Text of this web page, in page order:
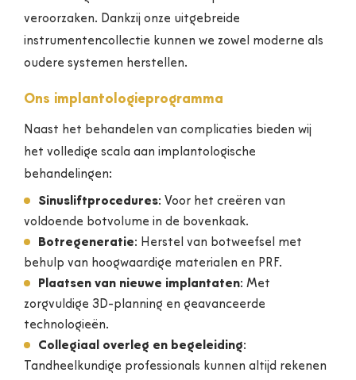
veroorzaken. Dankzij onze uitgebreide
instrumentencollectie kunnen we zowel moderne als
oudere systemen herstellen.
Ons implantologieprogramma
Naast het behandelen van complicaties bieden wij
het volledige scala aan implantologische
behandelingen:
Sinusliftprocedures: Voor het creëren van
voldoende botvolume in de bovenkaak.
Botregeneratie: Herstel van botweefsel met
behulp van hoogwaardige materialen en PRF.
Plaatsen van nieuwe implantaten: Met
zorgvuldige 3D-planning en geavanceerde
technologieën.
Collegiaal overleg en begeleiding:
Tandheelkundige professionals kunnen altijd rekenen